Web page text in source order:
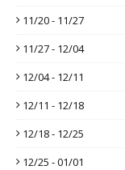
11/20 - 11/27
11/27 - 12/04
12/04 - 12/11
12/11 - 12/18
12/18 - 12/25
12/25 - 01/01